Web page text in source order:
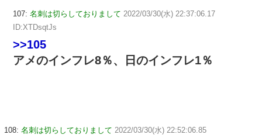
107: 名刺は切らしておりまして 2022/03/30(水) 22:37:06.17
ID:XTDsqtJs
>>105
アメのインフレ8％、日のインフレ1％
108: 名刺は切らしておりまして 2022/03/30(水) 22:52:06.85